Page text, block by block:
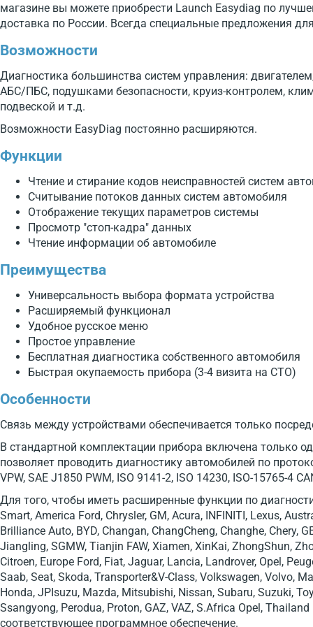
магазине вы можете приобрести Launch Easydiag по
доставка по России. Всегда специальные предложения
Возможности
Диагностика большинства систем управления:
АБС/ПБС, подушками безопасности, круиз-контролем,
подвеской и т.д.
Возможности EasyDiag постоянно расширяются.
Функции
Чтение и стирание кодов неисправностей систем
Считывание потоков данных систем автомобиля
Отображение текущих параметров системы
Просмотр "стоп-кадра" данных
Чтение информации об автомобиле
Преимущества
Универсальность выбора формата устройства
Расширяемый функционал
Удобное русское меню
Простое управление
Бесплатная диагностика собственного автомобиля
Быстрая окупаемость прибора (3-4 визита на СТО)
Особенности
Связь между устройствами обеспечивается только
В стандартной комплектации прибора включена только
позволяет проводить диагностику автомобилей по
VPW, SAE J1850 PWM, ISO 9141-2, ISO 14230, ISO-15765-4
Для того, чтобы иметь расширенные функции по
Smart, America Ford, Chrysler, GM, Acura, INFINITI, Lexus,
Brilliance Auto, BYD, Changan, ChangCheng, Changhe, Chery,
Jiangling, SGMW, Tianjin FAW, Xiamen, XinKai, ZhongShun,
Citroen, Europe Ford, Fiat, Jaguar, Lancia, Landrover, Opel,
Saab, Seat, Skoda, Transporter&V-Class, Volkswagen, Volvo,
Honda, JPIsuzu, Mazda, Mitsubishi, Nissan, Subaru, Suzuki,
Ssangyong, Perodua, Proton, GAZ, VAZ, S.Africa Opel,
соответствующее программное обеспечение.